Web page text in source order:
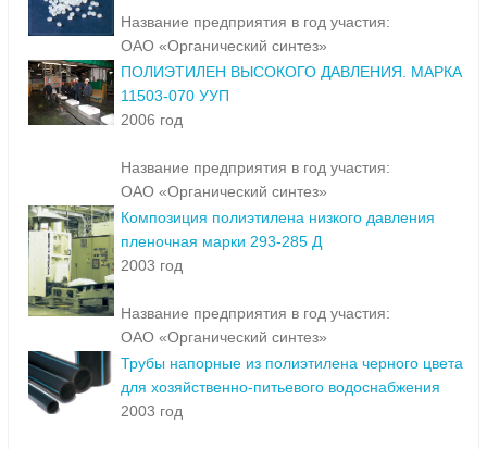
Название предприятия в год участия:
ОАО «Органический синтез»
ПОЛИЭТИЛЕН ВЫСОКОГО ДАВЛЕНИЯ. МАРКА
11503-070 УУП
2006 год
Название предприятия в год участия:
ОАО «Органический синтез»
Композиция полиэтилена низкого давления
пленочная марки 293-285 Д
2003 год
Название предприятия в год участия:
ОАО «Органический синтез»
Трубы напорные из полиэтилена черного цвета
для хозяйственно-питьевого водоснабжения
2003 год